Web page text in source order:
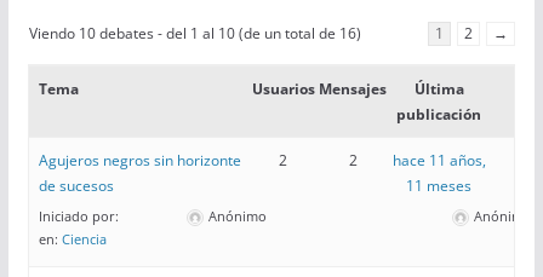
Viendo 10 debates - del 1 al 10 (de un total de 16) 1 2 →
Tema Usuarios Mensajes
Última
publicación
Agujeros negros sin horizonte
de sucesos
Iniciado por:
Anónimo
en: Ciencia
2 2
hace 11 años,
11 meses
Anónimo